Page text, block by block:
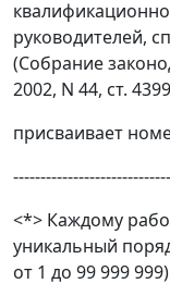
руководителей,
(Собрание
2002, N 44, ст.
присваивает
<*> Каждому
уникальный
от 1 до 99 999